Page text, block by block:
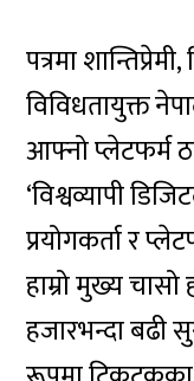
पत्रमा
विविधतायुक्त
आफ्नो प्लेटफर्म
‘विश्वव्यापी
प्रयोगकर्ता र
हाम्रो मुख्य चासो
हजारभन्दा बढी